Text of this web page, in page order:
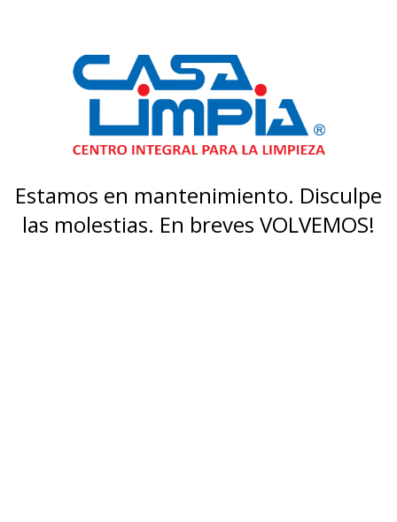
Estamos en mantenimiento. Disculpe
las molestias. En breves VOLVEMOS!